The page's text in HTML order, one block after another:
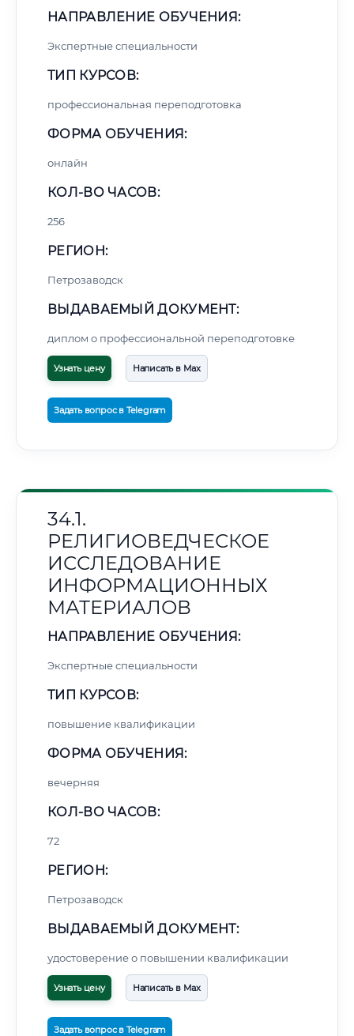
НАПРАВЛЕНИЕ ОБУЧЕНИЯ:
Экспертные специальности
ТИП КУРСОВ:
профессиональная переподготовка
ФОРМА ОБУЧЕНИЯ:
онлайн
КОЛ-ВО ЧАСОВ:
256
РЕГИОН:
Петрозаводск
ВЫДАВАЕМЫЙ ДОКУМЕНТ:
диплом о профессиональной переподготовке
Узнать цену Написать в Max
Задать вопрос в Telegram
34.1.
РЕЛИГИОВЕДЧЕСКОЕ
ИССЛЕДОВАНИЕ
ИНФОРМАЦИОННЫХ
МАТЕРИАЛОВ
НАПРАВЛЕНИЕ ОБУЧЕНИЯ:
Экспертные специальности
ТИП КУРСОВ:
повышение квалификации
ФОРМА ОБУЧЕНИЯ:
вечерняя
КОЛ-ВО ЧАСОВ:
72
РЕГИОН:
Петрозаводск
ВЫДАВАЕМЫЙ ДОКУМЕНТ:
удостоверение о повышении квалификации
Узнать цену Написать в Max
Задать вопрос в Telegram